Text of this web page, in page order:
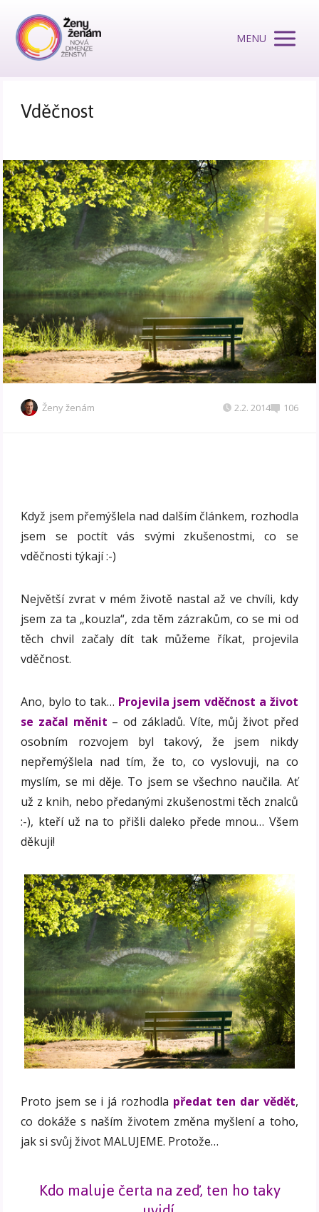
MENU
Vděčnost
Ženy ženám 2.2. 2014 106
Když jsem přemýšlela nad dalším článkem, rozhodla
jsem se poctít vás svými zkušenostmi, co se
vděčnosti týkají :-)
Největší zvrat v mém životě nastal až ve chvíli, kdy
jsem za ta „kouzla“, zda těm zázrakům, co se mi od
těch chvil začaly dít tak můžeme říkat, projevila
vděčnost.
Ano, bylo to tak… Projevila jsem vděčnost a život
se začal měnit – od základů. Víte, můj život před
osobním rozvojem byl takový, že jsem nikdy
nepřemýšlela nad tím, že to, co vyslovuji, na co
myslím, se mi děje. To jsem se všechno naučila. Ať
už z knih, nebo předanými zkušenostmi těch znalců
:-), kteří už na to přišli daleko přede mnou… Všem
děkuji!
Proto jsem se i já rozhodla předat ten dar vědět,
co dokáže s naším životem změna myšlení a toho,
jak si svůj život MALUJEME. Protože…
Kdo maluje čerta na zeď, ten ho taky